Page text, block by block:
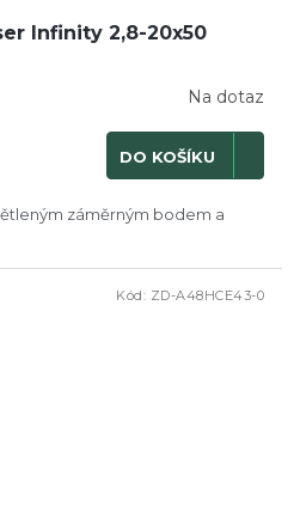
Infinity 2,8-20x50
Na dotaz
DO KOŠÍKU
záměrným bodem a
Kód: ZD-A48HCE43-0